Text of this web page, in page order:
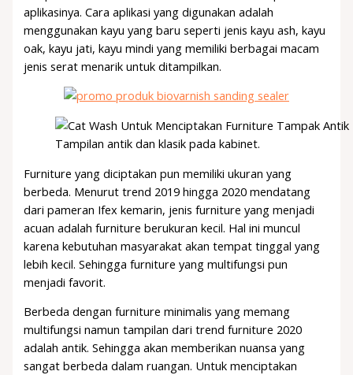
aplikasinya. Cara aplikasi yang digunakan adalah
menggunakan kayu yang baru seperti jenis kayu ash, kayu
oak, kayu jati, kayu mindi yang memiliki berbagai macam
jenis serat menarik untuk ditampilkan.
Tampilan antik dan klasik pada kabinet.
Furniture yang diciptakan pun memiliki ukuran yang
berbeda. Menurut trend 2019 hingga 2020 mendatang
dari pameran Ifex kemarin, jenis furniture yang menjadi
acuan adalah furniture berukuran kecil. Hal ini muncul
karena kebutuhan masyarakat akan tempat tinggal yang
lebih kecil. Sehingga furniture yang multifungsi pun
menjadi favorit.
Berbeda dengan furniture minimalis yang memang
multifungsi namun tampilan dari trend furniture 2020
adalah antik. Sehingga akan memberikan nuansa yang
sangat berbeda dalam ruangan. Untuk menciptakan